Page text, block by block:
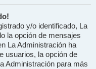
y/o identificado, La
la opción de mensajes
La Administración ha
usuarios, la opción de
Administración para más